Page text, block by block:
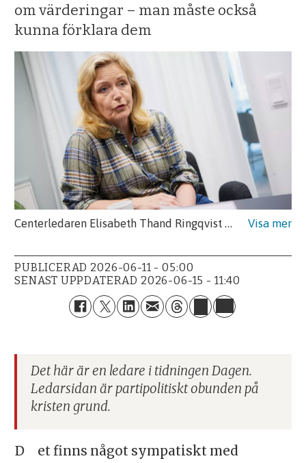
om värderingar – man måste också
kunna förklara dem
Centerledaren Elisabeth Thand Ringqvist (C) blir överraskad över det växande stödet bland kyrkligt aktiva väljare.
PUBLICERAD
2026-06-11 - 05:00
SENAST UPPDATERAD
2026-06-15 - 11:40
Det här är en ledare i tidningen Dagen.
Ledarsidan är partipolitiskt obunden på
kristen grund.
Det finns något sympatiskt med